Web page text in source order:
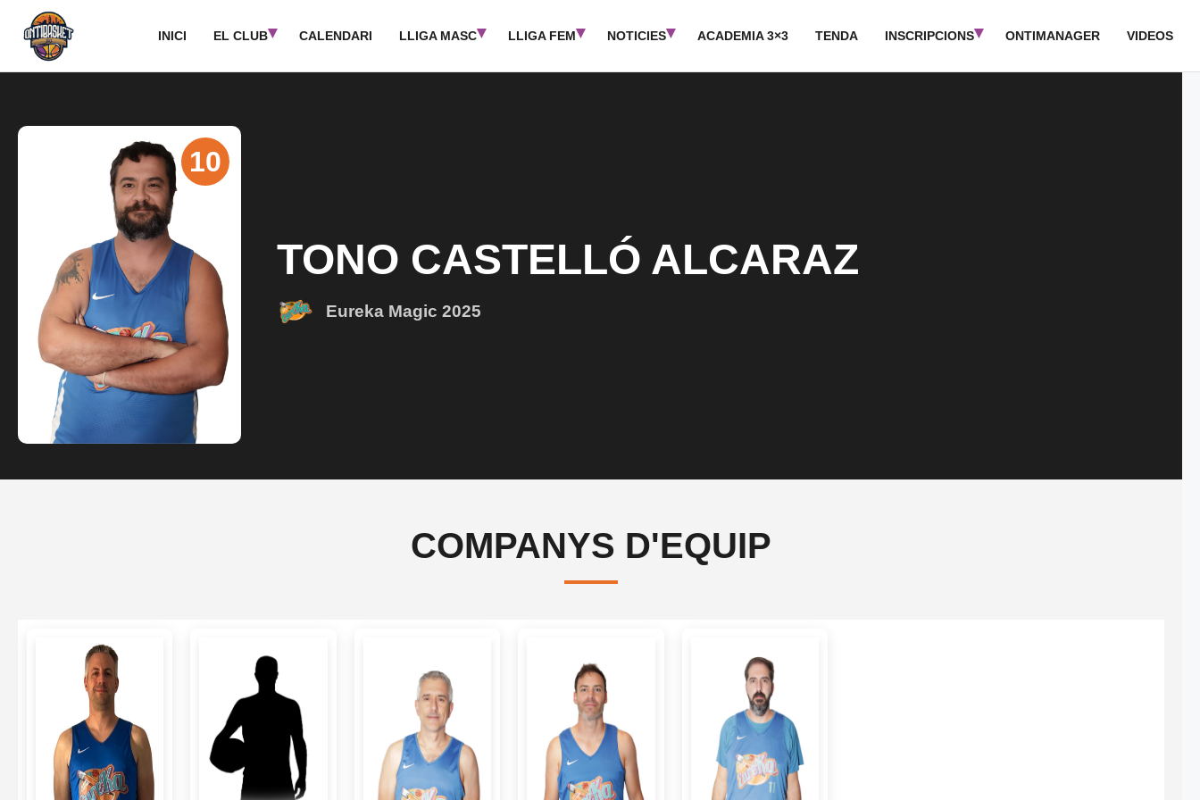
contingut
INICI EL CLUB CALENDARI LLIGA MASC LLIGA FEM NOTICIES ACADEMIA 3×3 TENDA INSCRIPCIONS ONTIMANAGER VIDEOS
10
TONO CASTELLÓ ALCARAZ
Eureka Magic 2025
COMPANYS D'EQUIP